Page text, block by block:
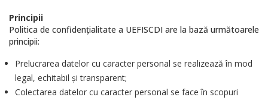
Principii
Politica de confidențialitate a UEFISCDI are la bază următoarele
principii:
Prelucrarea datelor cu caracter personal se realizează în mod
legal, echitabil şi transparent;
Colectarea datelor cu caracter personal se face în scopuri